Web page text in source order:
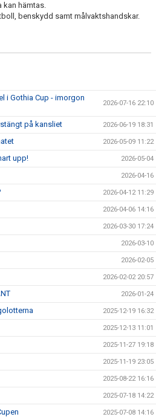
kan hämtas.
benskydd samt målvaktshandskar.
i Gothia Cup - imorgon
2026-07-16 22:10
på kansliet 2026-06-19 18:31
2026-05-09 11:22
upp! 2026-05-04
2026-04-16
2026-04-12 11:29
2026-04-06 14:16
2026-03-30 17:24
2026-03-10
2026-02-05
2026-02-02 20:57
2026-01-24
2025-12-19 16:32
2025-12-13 11:01
2025-11-27 19:18
2025-11-19 23:05
2025-08-22 16:16
2025-07-18 14:22
2025-07-08 14:16